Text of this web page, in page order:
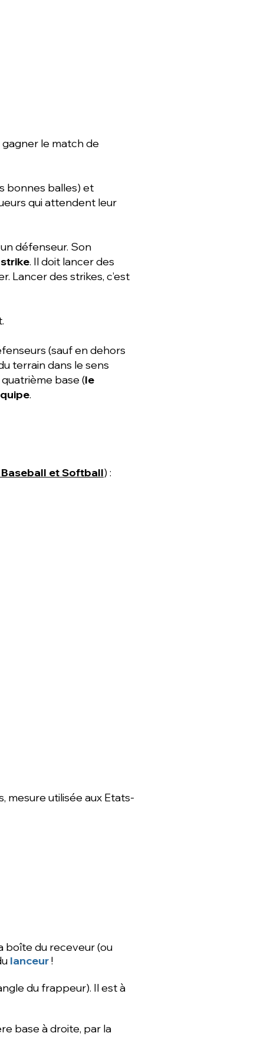
le match de
bonnes balles) et
qui attendent leur
défenseur. Son
. Il doit lancer des
Lancer des strikes, c’est
(sauf en dehors
terrain dans le sens
base (le
.
et Softball) :
mesure utilisée aux Etats-
boîte du receveur (ou
lanceur!
du frappeur). Il est à
base à droite, par la